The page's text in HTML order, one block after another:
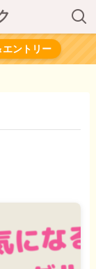
エントリー